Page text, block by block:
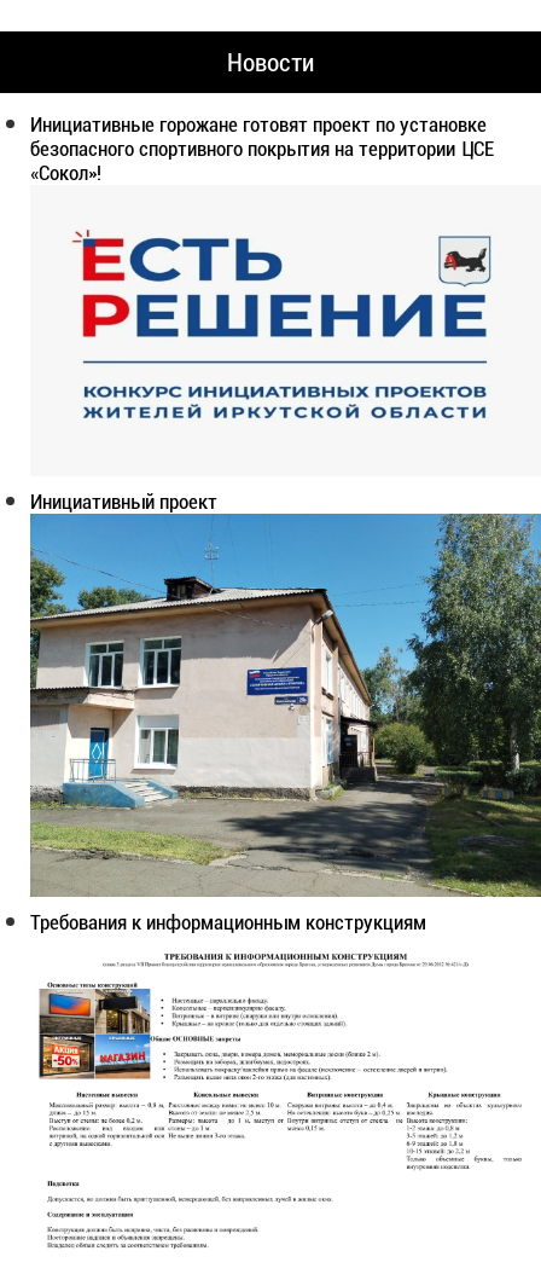
Новости
Инициативные горожане готовят проект по установке
безопасного спортивного покрытия на территории ЦСЕ
«Сокол»!
Инициативный проект
Требования к информационным конструкциям